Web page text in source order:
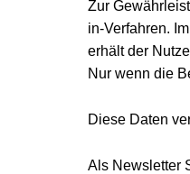
Zur
in-Verfahren.
erhält der
Nur wenn die
Diese Daten
Als Newsletter